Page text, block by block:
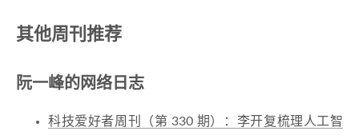
其他周刊推荐
阮一峰的网络日志
科技爱好者周刊（第 330 期）：李开复梳理人工智